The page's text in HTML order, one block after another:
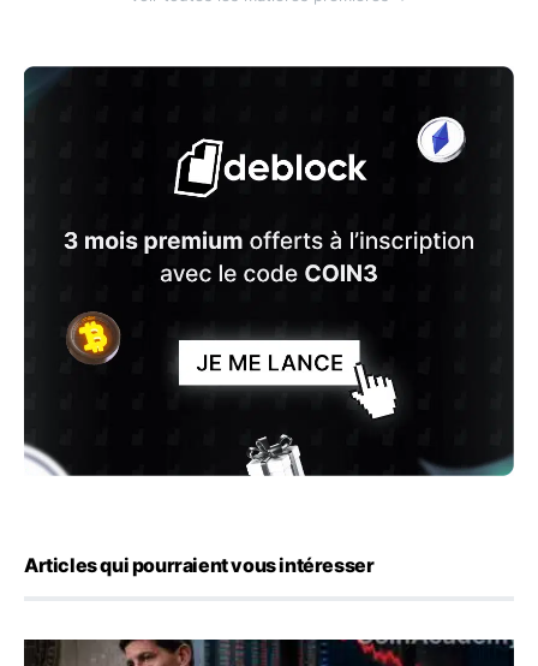
Articles qui pourraient vous intéresser
Kevin Warsh maintient sa communication minimaliste